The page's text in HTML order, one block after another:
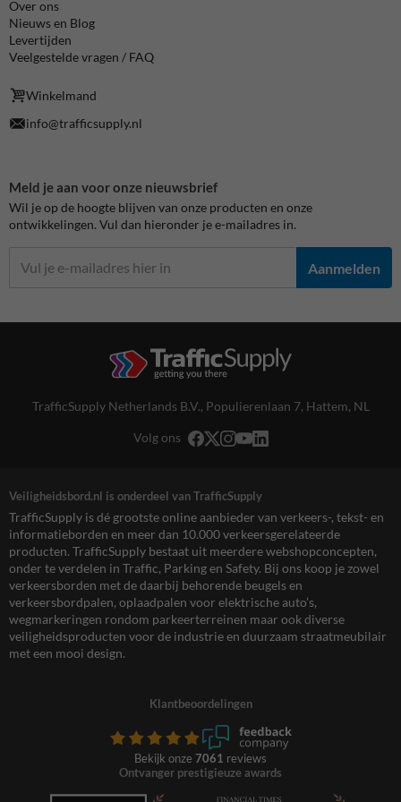
Over ons
Nieuws en Blog
Levertijden
Veelgestelde vragen / FAQ
Winkelmand
info@trafficsupply.nl
Meld je aan voor onze nieuwsbrief
Wil je op de hoogte blijven van onze producten en onze
ontwikkelingen. Vul dan hieronder je e-mailadres in.
Aanmelden
TrafficSupply Netherlands B.V., Populierenlaan 7, Hattem, NL
Volg ons
Veiligheidsbord.nl is onderdeel van TrafficSupply
TrafficSupply is dé grootste online aanbieder van verkeers-, tekst- en
informatieborden en meer dan 10.000 verkeersgerelateerde
producten. TrafficSupply bestaat uit meerdere webshopconcepten,
onder te verdelen in Traffic, Parking en Safety. Bij ons koop je zowel
verkeersborden met de daarbij behorende beugels en
verkeersbordpalen, oplaadpalen voor elektrische auto’s,
wegmarkeringen rondom parkeerterreinen maar ook diverse
veiligheidsproducten voor de industrie en duurzaam straatmeubilair
met een mooi design.
Klantbeoordelingen
Bekijk onze 7061 reviews
Ontvanger prestigieuze awards